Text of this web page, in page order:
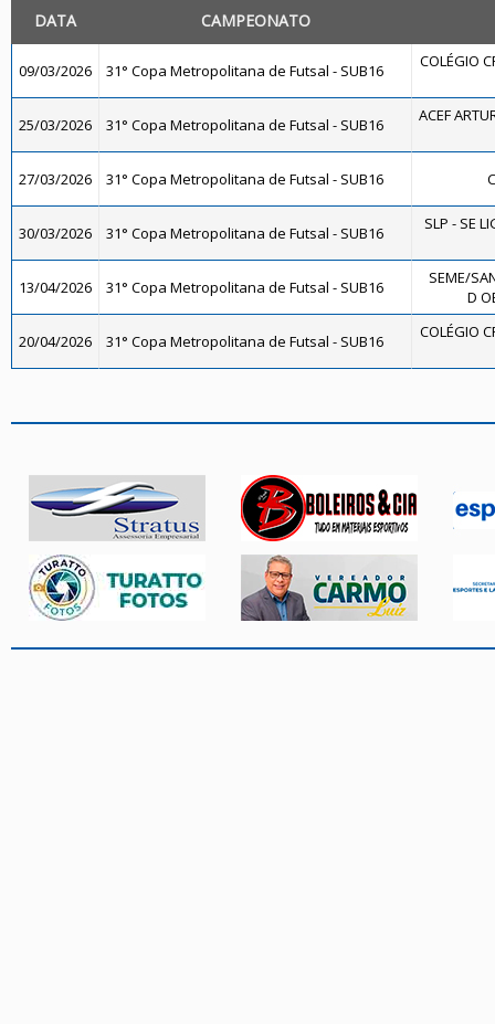
DATA CAMPEONATO
09/03/2026 31° Copa Metropolitana de Futsal - SUB16 COLÉGIO
25/03/2026 31° Copa Metropolitana de Futsal - SUB16 ACEF
27/03/2026 31° Copa Metropolitana de Futsal - SUB16
30/03/2026 31° Copa Metropolitana de Futsal - SUB16 SLP - SE
13/04/2026 31° Copa Metropolitana de Futsal - SUB16
SEME/
D
20/04/2026 31° Copa Metropolitana de Futsal - SUB16 COLÉGIO